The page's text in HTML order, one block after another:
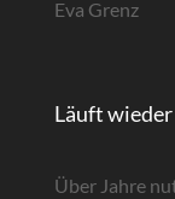
Eva Grenz
Läuft
Über Jahre